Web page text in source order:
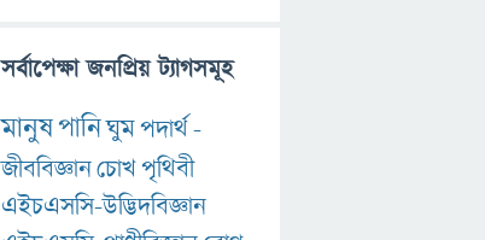
সর্বাপেক্ষা জনপ্রিয় ট্যাগসমূহ
মানুষপানিঘুমপদার্থ-
জীববিজ্ঞানচোখপৃথিবী
এইচএসসি-উদ্ভিদবিজ্ঞান